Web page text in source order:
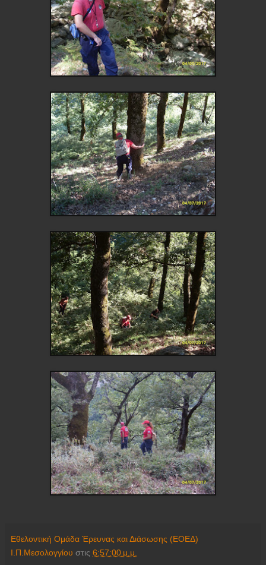
Εθελοντική Ομάδα Έρευνας και Διάσωσης (ΕΟΕΔ)
Ι.Π.Μεσολογγίου στις 6:57:00 μ.μ.